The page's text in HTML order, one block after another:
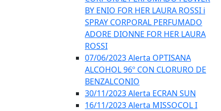
BY ENIO FOR HER LAURA ROSSI i
SPRAY CORPORAL PERFUMADO
ADORE DIONNE FOR HER LAURA
ROSSI
07/06/2023 Alerta OPTISANA
ALCOHOL 96º CON CLORURO DE
BENZALCONIO
30/11/2023 Alerta ECRAN SUN
16/11/2023 Alerta MISSOCOL I